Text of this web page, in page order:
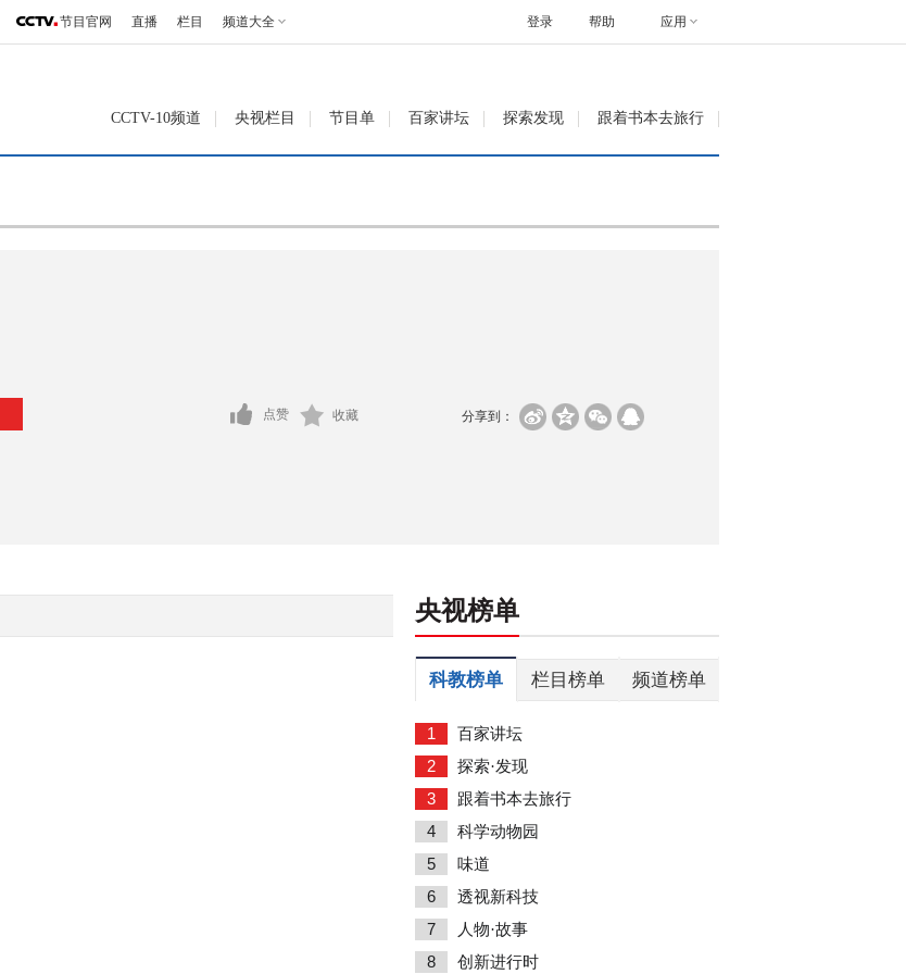
节目官网 直播 栏目 频道大全 帮助 应用
登录
CCTV-10频道 央视栏目 节目单 百家讲坛 探索发现 跟着书本去旅行
分享到：
点赞 收藏
央视榜单
科教榜单 栏目榜单 频道榜单
1 百家讲坛
2 探索·发现
3 跟着书本去旅行
4 科学动物园
5 味道
6 透视新科技
7 人物·故事
8 创新进行时